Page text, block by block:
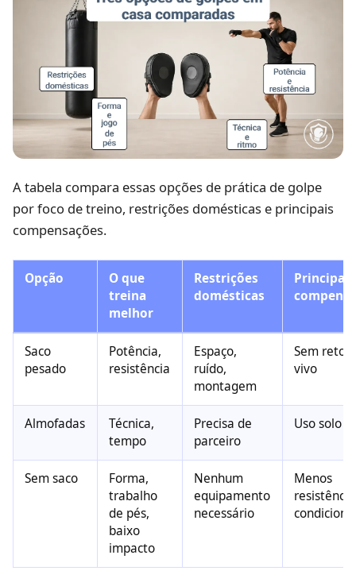
A tabela compara essas opções de prática de golpe
por foco de treino, restrições domésticas e principais
compensações.
Opção
O que
treina
melhor
Restrições
domésticas
Principal
Saco
pesado
Potência,
resistência
Espaço,
ruído,
montagem
Sem
vivo
Almofadas
Técnica,
tempo
Precisa de
parceiro
Uso solo
Sem saco
Forma,
trabalho
de pés,
baixo
impacto
Nenhum
equipamento
necessário
Menos